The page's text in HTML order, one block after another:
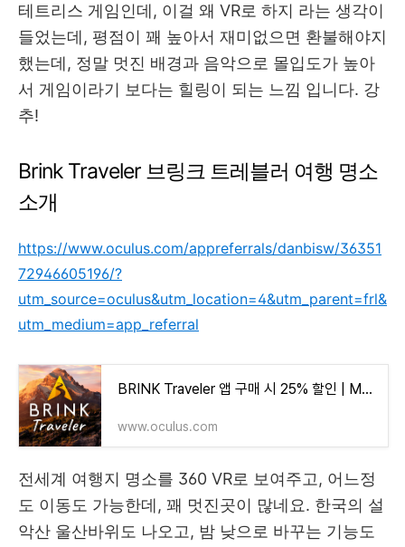
테트리스 게임인데, 이걸 왜 VR로 하지 라는 생각이
들었는데, 평점이 꽤 높아서 재미없으면 환불해야지
했는데, 정말 멋진 배경과 음악으로 몰입도가 높아
서 게임이라기 보다는 힐링이 되는 느낌 입니다. 강
추!
Brink Traveler 브링크 트레블러 여행 명소
소개
https://www.oculus.com/appreferrals/danbisw/36351
72946605196/?
utm_source=oculus&utm_location=4&utm_parent=frl&
utm_medium=app_referral
BRINK Traveler 앱 구매 시 25% 할인 | Meta Quest
www.oculus.com
전세계 여행지 명소를 360 VR로 보여주고, 어느정
도 이동도 가능한데, 꽤 멋진곳이 많네요. 한국의 설
악산 울산바위도 나오고, 밤 낮으로 바꾸는 기능도